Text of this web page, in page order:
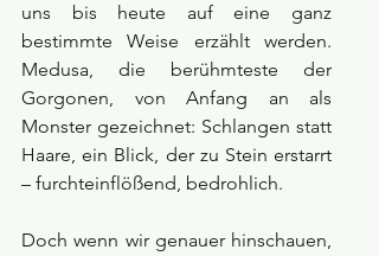
uns bis heute auf eine ganz
bestimmte Weise erzählt werden.
Medusa, die berühmteste der
Gorgonen, von Anfang an als
Monster gezeichnet: Schlangen statt
Haare, ein Blick, der zu Stein erstarrt
– furchteinflößend, bedrohlich.
Doch wenn wir genauer hinschauen,